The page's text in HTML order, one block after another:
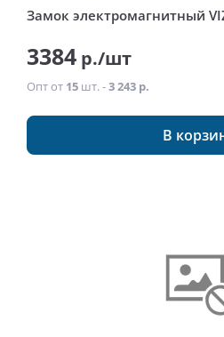
Замок электромагнитный
3384 р./шт
Опт от 15 шт. -3 243 р.
В